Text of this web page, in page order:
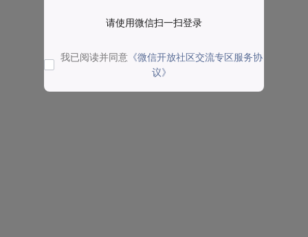
请使用微信扫一扫登录
我已阅读并同意 《微信开放社区交流专区服务协
议》